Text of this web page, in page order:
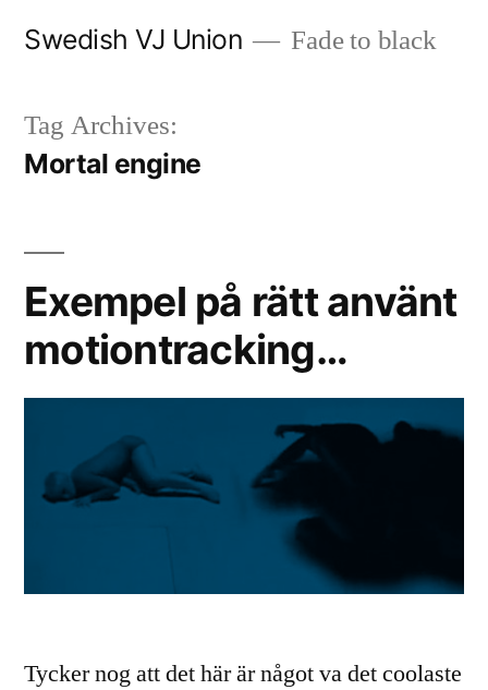
Swedish VJ Union Fade to black
Tag Archives:
Mortal engine
Exempel på rätt använt
motiontracking…
Tycker nog att det här är något va det coolaste